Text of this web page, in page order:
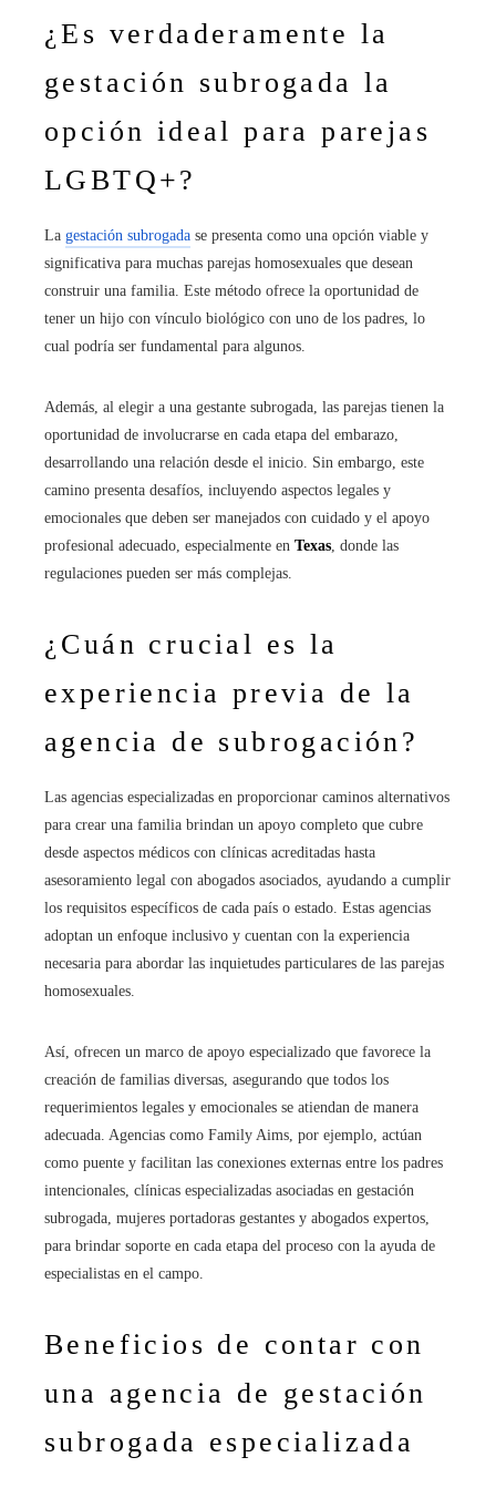
¿Es verdaderamente la
gestación subrogada la
opción ideal para parejas
LGBTQ+?
La gestación subrogada se presenta como una opción viable y
significativa para muchas parejas homosexuales que desean
construir una familia. Este método ofrece la oportunidad de
tener un hijo con vínculo biológico con uno de los padres, lo
cual podría ser fundamental para algunos.
Además, al elegir a una gestante subrogada, las parejas tienen la
oportunidad de involucrarse en cada etapa del embarazo,
desarrollando una relación desde el inicio. Sin embargo, este
camino presenta desafíos, incluyendo aspectos legales y
emocionales que deben ser manejados con cuidado y el apoyo
profesional adecuado, especialmente en Texas , donde las
regulaciones pueden ser más complejas.
¿Cuán crucial es la
experiencia previa de la
agencia de subrogación?
Las agencias especializadas en proporcionar caminos alternativos
para crear una familia brindan un apoyo completo que cubre
desde aspectos médicos con clínicas acreditadas hasta
asesoramiento legal con abogados asociados, ayudando a cumplir
los requisitos específicos de cada país o estado. Estas agencias
adoptan un enfoque inclusivo y cuentan con la experiencia
necesaria para abordar las inquietudes particulares de las parejas
homosexuales.
Así, ofrecen un marco de apoyo especializado que favorece la
creación de familias diversas, asegurando que todos los
requerimientos legales y emocionales se atiendan de manera
adecuada. Agencias como Family Aims, por ejemplo, actúan
como puente y facilitan las conexiones externas entre los padres
intencionales, clínicas especializadas asociadas en gestación
subrogada, mujeres portadoras gestantes y abogados expertos,
para brindar soporte en cada etapa del proceso con la ayuda de
especialistas en el campo.
Beneficios de contar con
una agencia de gestación
subrogada especializada